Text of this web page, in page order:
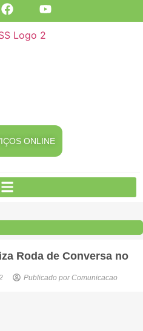
ONLINE
Roda de Conversa no
Publicado porComunicacao